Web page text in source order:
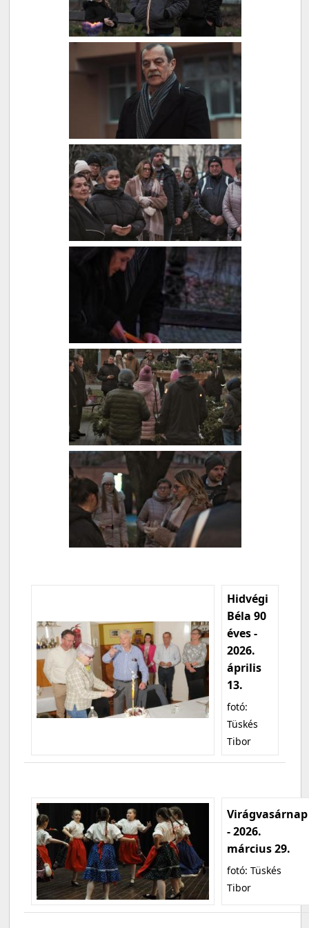
Hidvégi
Béla 90
éves -
2026.
április
13.
fotó:
Tüskés
Tibor
Virágvasárnap
- 2026.
március 29.
fotó: Tüskés
Tibor